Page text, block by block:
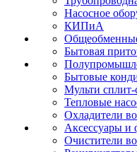
Насосное
КИПиА
Бытовая
Бытовые
Мульти
Тепловые
Охладители
Аксессуары и
Очистители